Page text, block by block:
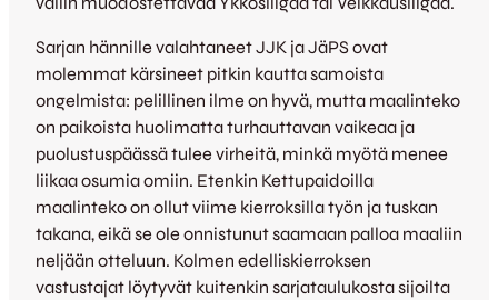
Sarjan hännille valahtaneet JJK ja JäPS ovat
molemmat kärsineet pitkin kautta samoista
ongelmista: pelillinen ilme on hyvä, mutta maalinteko
on paikoista huolimatta turhauttavan vaikeaa ja
puolustuspäässä tulee virheitä, minkä myötä menee
liikaa osumia omiin. Etenkin Kettupaidoilla
maalinteko on ollut viime kierroksilla työn ja tuskan
takana, eikä se ole onnistunut saamaan palloa maaliin
neljään otteluun. Kolmen edelliskierroksen
vastustajat löytyvät kuitenkin sarjataulukosta sijoilta